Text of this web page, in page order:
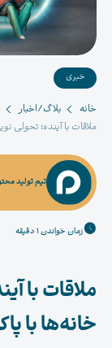
خبری
خانه بلاگ/اخبار
ملاقات با آینده؛ تحولی
تیم تولید
زمان خواندن 1 دقیقه
ملاقات با
خانه‌ها با